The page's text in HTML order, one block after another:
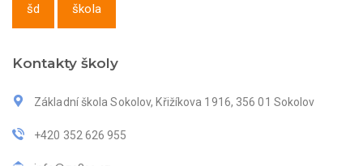
šd škola
Kontakty školy
Základní škola Sokolov, Křižíkova 1916, 356 01 Sokolov
+420 352 626 955